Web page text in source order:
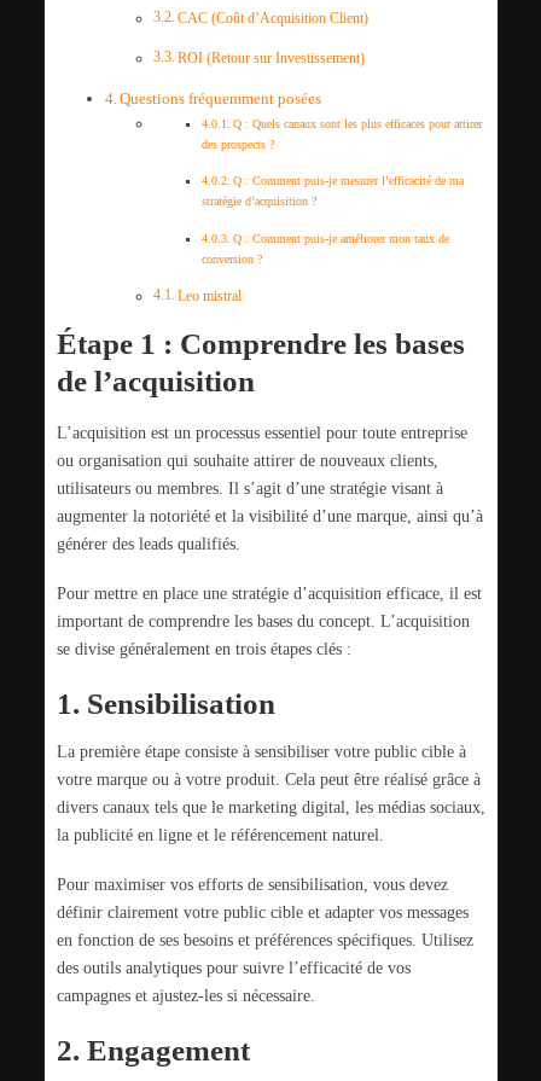
CAC (Coût d’Acquisition Client)
ROI (Retour sur Investissement)
Questions fréquemment posées
Q : Quels canaux sont les plus efficaces pour attirer
des prospects ?
Q : Comment puis-je mesurer l’efficacité de ma
stratégie d’acquisition ?
Q : Comment puis-je améliorer mon taux de
conversion ?
Leo mistral
Étape 1 : Comprendre les bases
de l’acquisition
L’acquisition est un processus essentiel pour toute entreprise
ou organisation qui souhaite attirer de nouveaux clients,
utilisateurs ou membres. Il s’agit d’une stratégie visant à
augmenter la notoriété et la visibilité d’une marque, ainsi qu’à
générer des leads qualifiés.
Pour mettre en place une stratégie d’acquisition efficace, il est
important de comprendre les bases du concept. L’acquisition
se divise généralement en trois étapes clés :
1. Sensibilisation
La première étape consiste à sensibiliser votre public cible à
votre marque ou à votre produit. Cela peut être réalisé grâce à
divers canaux tels que le marketing digital, les médias sociaux,
la publicité en ligne et le référencement naturel.
Pour maximiser vos efforts de sensibilisation, vous devez
définir clairement votre public cible et adapter vos messages
en fonction de ses besoins et préférences spécifiques. Utilisez
des outils analytiques pour suivre l’efficacité de vos
campagnes et ajustez-les si nécessaire.
2. Engagement